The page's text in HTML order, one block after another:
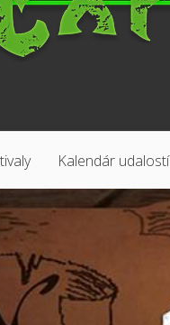
Kalendár udalostí